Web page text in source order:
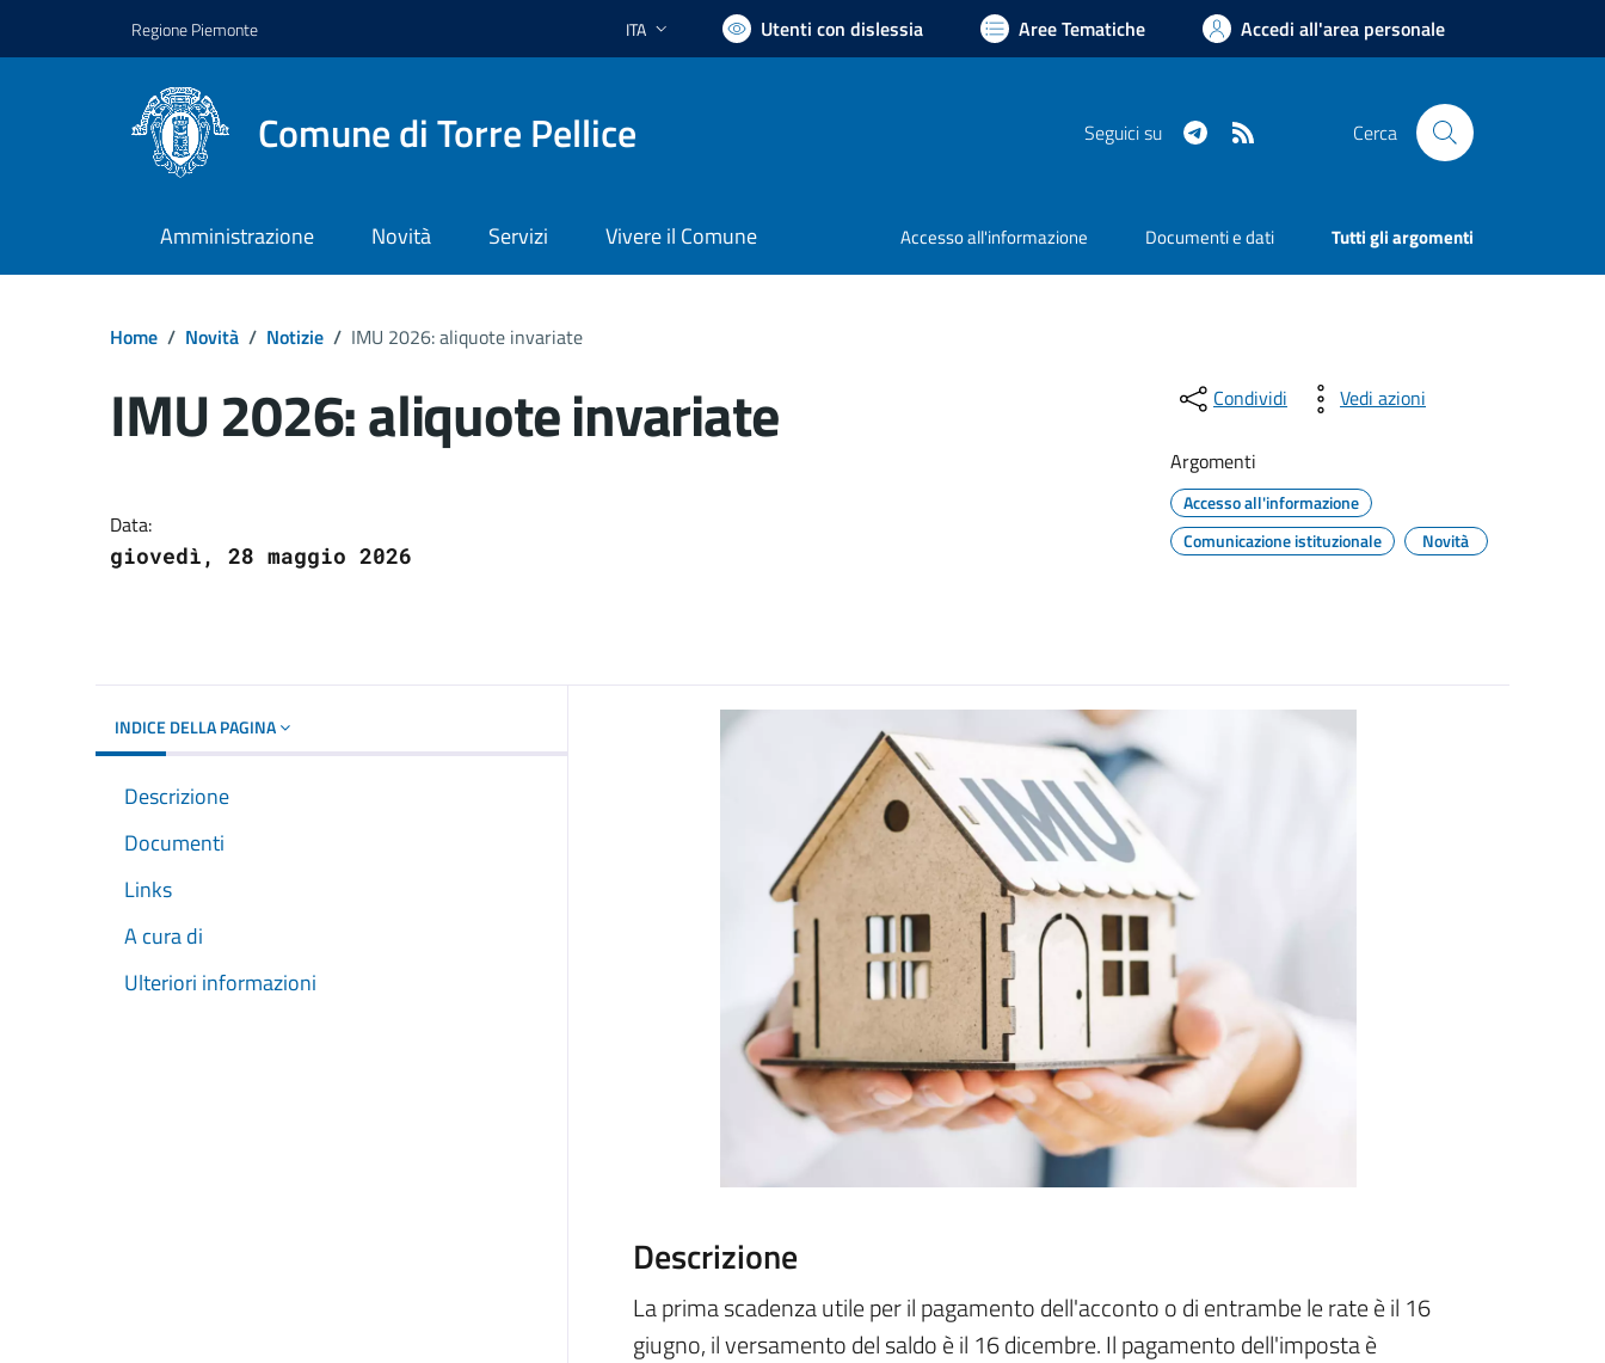
Regione Piemonte Lingua attiva:
ITA Utenti con dislessia Aree Tematiche Accedi all'area personale
Comune di Torre Pellice Seguici su Telegram Cerca
Amministrazione Novità Servizi Vivere il Comune Accesso all'informazione Documenti e dati Tutti gli argomenti
Home / Novità / Notizie / IMU 2026: aliquote invariate
IMU 2026: aliquote invariate
Data:
giovedì, 28 maggio 2026
Condividi Vedi azioni
Argomenti
Accesso all'informazione
Comunicazione istituzionale
Novità
INDICE DELLA PAGINA
Descrizione
Documenti
Links
A cura di
Ulteriori informazioni
Descrizione
La prima scadenza utile per il pagamento dell'acconto o di entrambe le rate è il 16
giugno, il versamento del saldo è il 16 dicembre. Il pagamento dell'imposta è